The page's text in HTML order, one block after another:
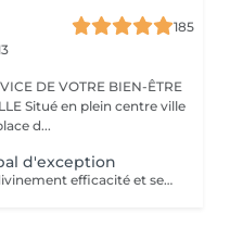
185
DE VOTRE BIEN-ÊTRE
ville
d...
d'exception
Le soin Panacée, certifié bio allie divinement efficacité et sensorialité et cible tous les signes de l'âge : rides, éclat, fermeté. Des textures originales et un modelage visage resculptant unique réalisé à l'aide du Dermophyt's, un appareil à ondes sonores permettant de travailler les tissus en profondeur, pour des résultats visibles instantanément après un seul soin !